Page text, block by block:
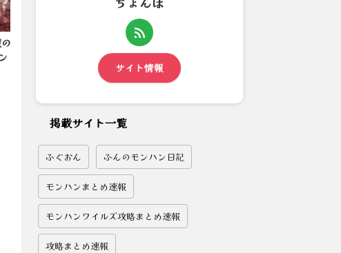
【モンハンワイルズ】水中戦っ
てぶっちゃけ不評？
サイト情報
掲載サイト一覧
ふぐおん ふんのモンハン日記
モンハンまとめ速報
モンハンワイルズ攻略まとめ速報
攻略まとめ速報